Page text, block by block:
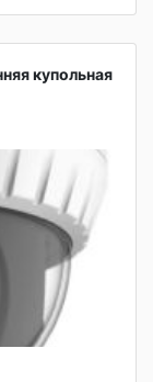
купольная